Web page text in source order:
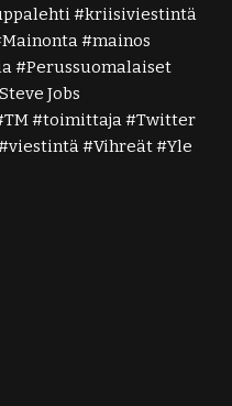
kriisiviestintä
Mainonta
mainos
Perussuomalaiset
Jobs
TM toimittaja
Twitter
viestintä Vihreät Yle